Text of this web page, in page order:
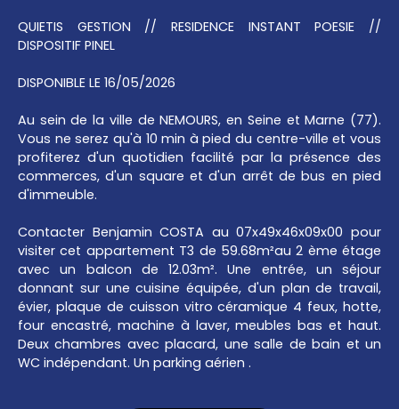
QUIETIS GESTION // RESIDENCE INSTANT POESIE //
DISPOSITIF PINEL
DISPONIBLE LE 16/05/2026
Au sein de la ville de NEMOURS, en Seine et Marne (77).
Vous ne serez qu'à 10 min à pied du centre-ville et vous
profiterez d'un quotidien facilité par la présence des
commerces, d'un square et d'un arrêt de bus en pied
d'immeuble.
Contacter Benjamin COSTA au 07x49x46x09x00 pour
visiter cet appartement T3 de 59.68m²au 2 ème étage
avec un balcon de 12.03m². Une entrée, un séjour
donnant sur une cuisine équipée, d'un plan de travail,
évier, plaque de cuisson vitro céramique 4 feux, hotte,
four encastré, machine à laver, meubles bas et haut.
Deux chambres avec placard, une salle de bain et un
WC indépendant. Un parking aérien .